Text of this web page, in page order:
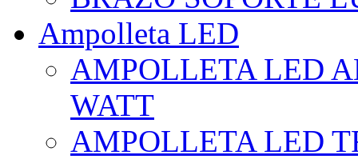
Ampolleta LED
AMPOLLETA LED
WATT
AMPOLLETA LED